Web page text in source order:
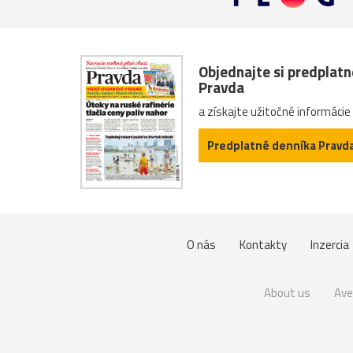
Objednajte si
Pravda
a získajte užitočné informácie
Predplatné denníka
O nás Kontakty Inzercia
About us